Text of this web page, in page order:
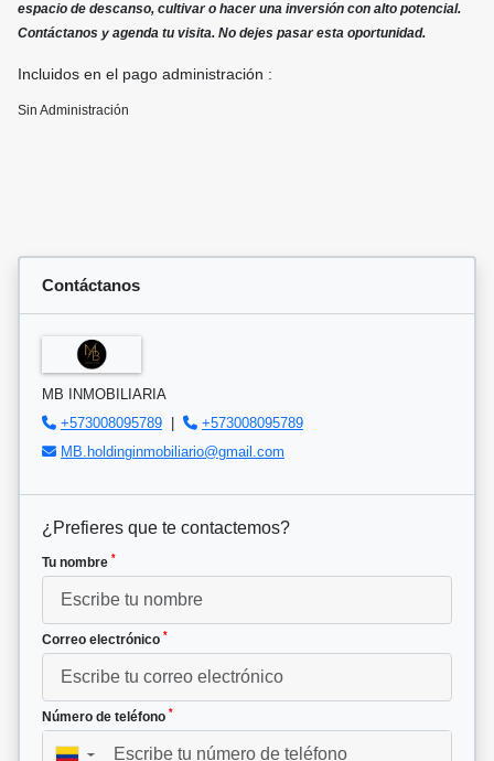
espacio de descanso, cultivar o hacer una inversión con alto potencial.
Contáctanos y agenda tu visita. No dejes pasar esta oportunidad.
Incluidos en el pago administración :
Sin Administración
Contáctanos
MB INMOBILIARIA
+573008095789 |
+573008095789
MB.holdinginmobiliario@gmail.com
¿Prefieres que te contactemos?
Tu nombre *
Correo electrónico *
Número de teléfono *
▼